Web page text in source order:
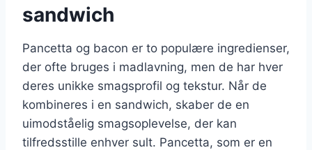
sandwich
Pancetta og bacon er to populære ingredienser,
der ofte bruges i madlavning, men de har hver
deres unikke smagsprofil og tekstur. Når de
kombineres i en sandwich, skaber de en
uimodståelig smagsoplevelse, der kan
tilfredsstille enhver sult. Pancetta, som er en